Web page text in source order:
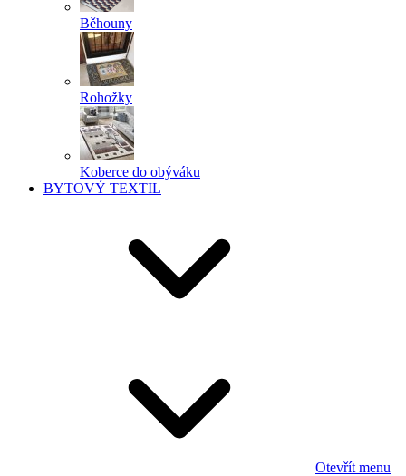
Běhouny
Rohožky
Koberce do obýváku
BYTOVÝ TEXTIL
Otevřít menu